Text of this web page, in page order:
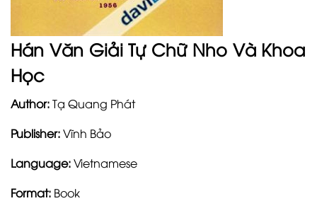
Hán Văn Giải Tự Chữ Nho Và Khoa
Học
Author:Tạ Quang Phát
Publisher:Vĩnh Bảo
Language:Vietnamese
Format: Book